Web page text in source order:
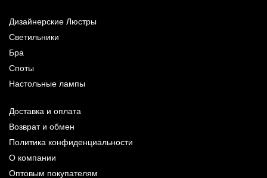
Дизайнерские Люстры
Светильники
Бра
Споты
Настольные лампы
Доставка и оплата
Возврат и обмен
Политика конфиденциальности
О компании
Оптовым покупателям